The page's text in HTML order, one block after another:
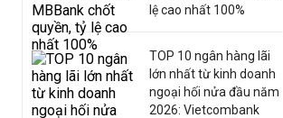
lệ cao nhất 100%
TOP 10 ngân hàng lãi
lớn nhất từ kinh doanh
ngoại hối nửa đầu năm
2026: Vietcombank